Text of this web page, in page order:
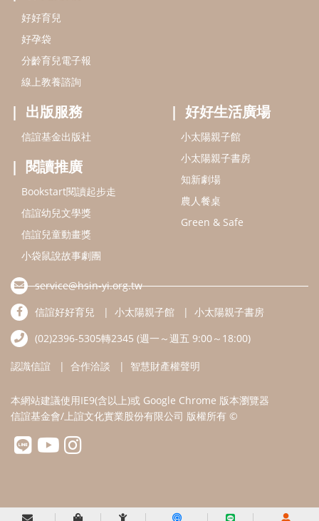
Bookstart閱讀起步走
信誼幼兒文學獎
信誼兒童動畫獎
小袋鼠說故事劇團
service@hsin-yi.org.tw
信誼好好育兒
小太陽親子書房
(02)2396-5305轉2345 (週一～週五 9:00～18:00)
認識信誼 合作洽談 智慧財產權聲明
本網站建議使用IE9(含以上)或 Google Chrome 版本瀏覽器
信誼基金會/上誼文化實業股份有限公司 版權所有 ©